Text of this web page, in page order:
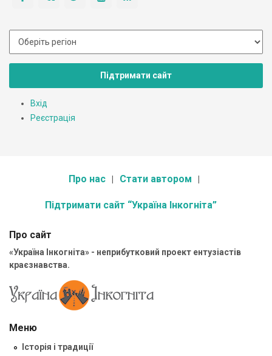
Підтримати сайт
Вхід
Реєстрація
Про нас Стати автором
Підтримати сайт “Україна Інкогніта”
Про сайт
«Україна Інкогніта» - неприбутковий проект ентузіастів
краєзнавства.
Меню
Історія і традиції